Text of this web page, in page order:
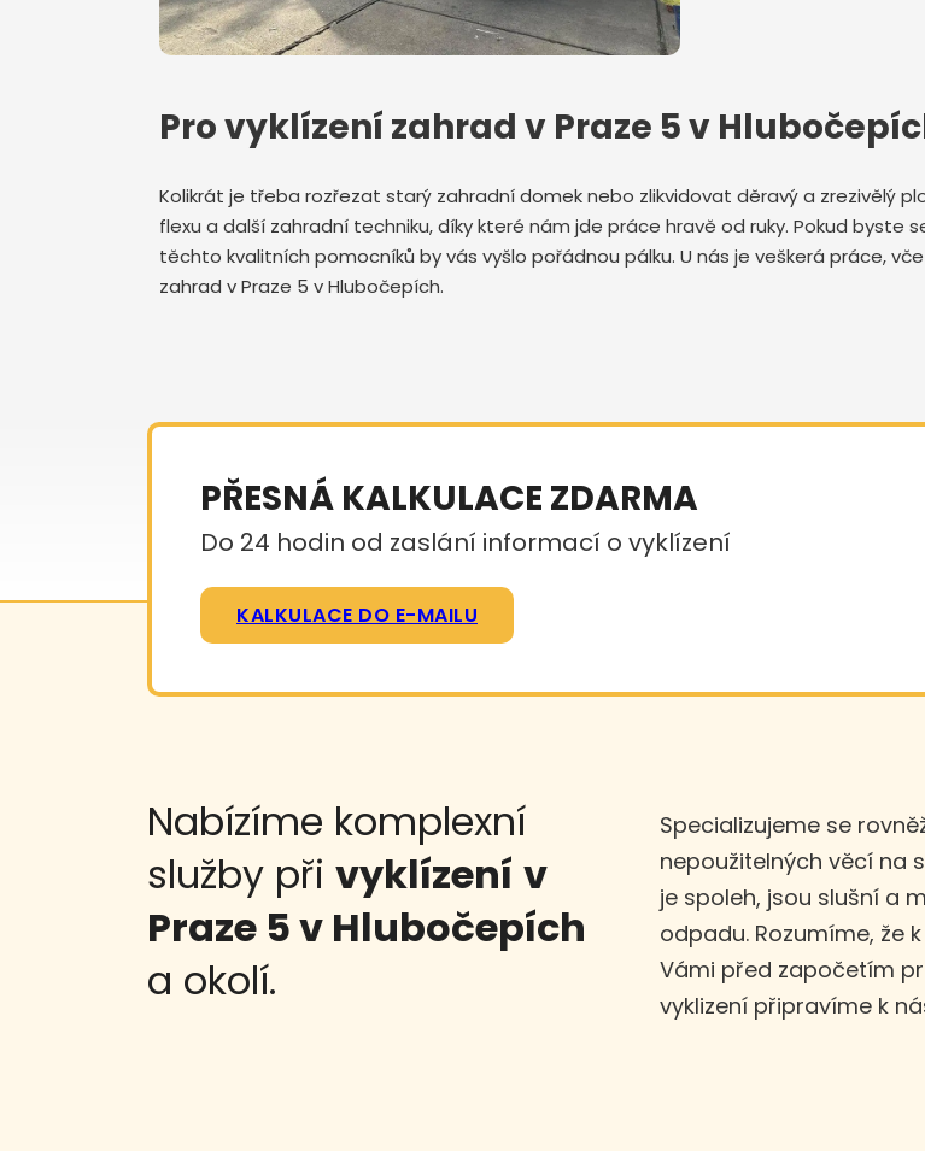
Pro vyklízení zahrad v Praze 5 v
Kolikrát je třeba rozřezat starý zahradní domek nebo zlikvidovat děravý a zrezivělý
flexu a další zahradní techniku, díky které nám jde práce hravě od ruky. Pokud byste
těchto kvalitních pomocníků by vás vyšlo pořádnou pálku. U nás je veškerá práce,
zahrad v Praze 5 v Hlubočepích.
PŘESNÁ KALKULACE ZDARMA
Do 24 hodin od zaslání informací o vyklízení
KALKULACE DO E-MAILU
Nabízíme komplexní
služby při vyklízení v
Praze 5 v Hlubočepích
a okolí.
Specializujeme se
nepoužitelných věcí na
je spoleh, jsou slušní a
odpadu. Rozumíme, že
Vámi před započetím
vyklizení připravíme k